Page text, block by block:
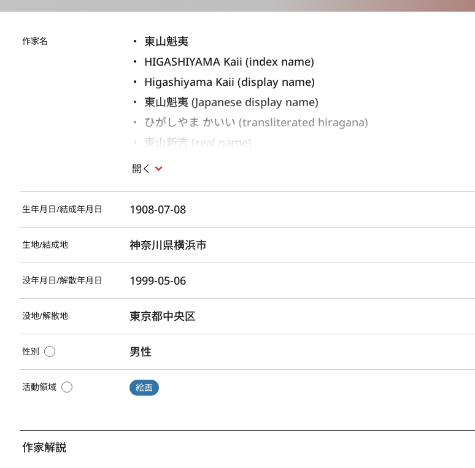
作家名
東山魁夷
HIGASHIYAMA Kaii (index name)
Higashiyama Kaii (display name)
東山魁夷 (Japanese display name)
ひがしやま かいい (transliterated hiragana)
東山新吉 (real name)
ひがしやま しんきち
開く
生年月日/結成年月日 1908-07-08
生地/結成地 神奈川県横浜市
没年月日/解散年月日 1999-05-06
没地/解散地 東京都中央区
性別 男性
活動領域 絵画
作家解説